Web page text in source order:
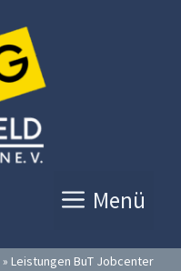
Menü
» Leistungen BuT Jobcenter